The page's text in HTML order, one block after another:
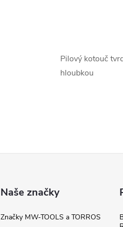
á
Pilový kotouč
hloubkou
Naše značky
Značky MW-TOOLS a TORROS